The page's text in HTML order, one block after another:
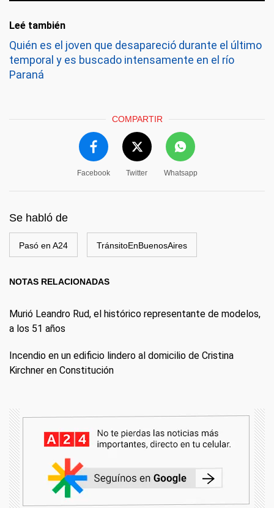
Leé también
Quién es el joven que desapareció durante el último
temporal y es buscado intensamente en el río
Paraná
COMPARTIR
Facebook Twitter Whatsapp
Se habló de
Pasó en A24 TránsitoEnBuenosAires
NOTAS RELACIONADAS
Murió Leandro Rud, el histórico representante de modelos,
a los 51 años
Incendio en un edificio lindero al domicilio de Cristina
Kirchner en Constitución